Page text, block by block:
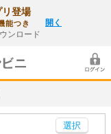
登場
能つき
ンロード
開く